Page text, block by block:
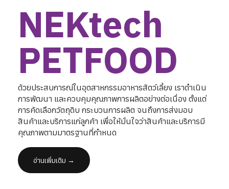
NEKtech
PETFOOD
ด้วยประสบการณ์ในอุตสาหกรรมอาหารสัตว์เลี้ยง เราดำเนิน
การพัฒนา และควบคุมคุณภาพการผลิตอย่างต่อเนื่อง ตั้งแต่
การคัดเลือกวัตถุดิบ กระบวนการผลิต จนถึงการส่งมอบ
สินค้าและบริการแก่ลูกค้า เพื่อให้มั่นใจว่าสินค้าและบริการมี
คุณภาพตามมาตรฐานที่กำหนด
อ่านเพิ่มเติม →